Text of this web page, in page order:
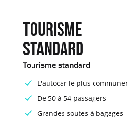
Tourisme
standard
Tourisme standard
L'autocar le plus
De 50 à 54 passagers
Grandes soutes à bagages